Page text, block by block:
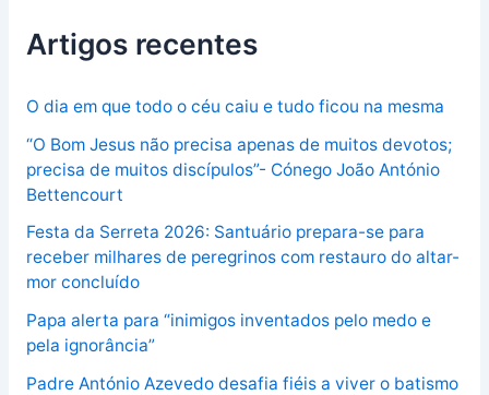
Artigos recentes
O dia em que todo o céu caiu e tudo ficou na mesma
“O Bom Jesus não precisa apenas de muitos devotos;
precisa de muitos discípulos”- Cónego João António
Bettencourt
Festa da Serreta 2026: Santuário prepara-se para
receber milhares de peregrinos com restauro do altar-
mor concluído
Papa alerta para “inimigos inventados pelo medo e
pela ignorância”
Padre António Azevedo desafia fiéis a viver o batismo